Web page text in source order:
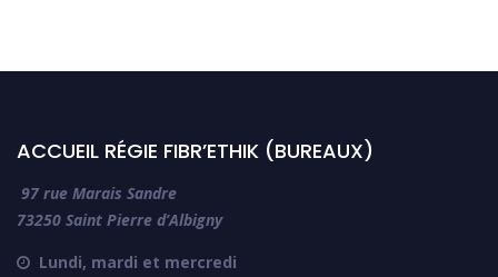
ACCUEIL RÉGIE FIBR’ETHIK (BUREAUX)
97 rue Marais Sandre
73250 Saint Pierre d’Albigny

Lundi, mardi et mercredi